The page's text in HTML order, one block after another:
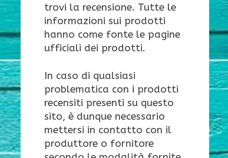
trovi la recensione. Tutte le
informazioni sui prodotti
hanno come fonte le pagine
ufficiali dei prodotti.
In caso di qualsiasi
problematica con i prodotti
recensiti presenti su questo
sito, è dunque necessario
mettersi in contatto con il
produttore o fornitore